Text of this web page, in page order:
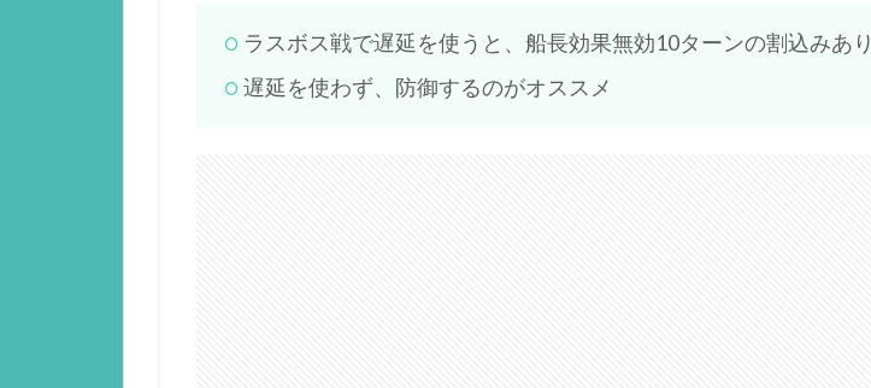
ラスボス戦で遅延を使うと、船長効果無効10ターンの割込みあり
遅延を使わず、防御するのがオススメ